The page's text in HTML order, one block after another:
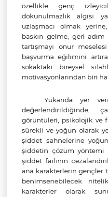
özellikle genç
dokunulmazlık algısı
uzlaşmacı olmak
baskın gelme, geri
tartışmayı onur
başvurma eğilimini
sokaktaki bireysel
motivasyonlarından biri
Yukarıda yer
değerlendirildiğinde,
görüntüleri, psikolojik ve
sürekli ve yoğun olarak
şiddet sahnelerine
şiddetin çözüm yöntemi
şiddet failinin
ana karakterlerin gençler
benimsenebilecek
karakterler olarak